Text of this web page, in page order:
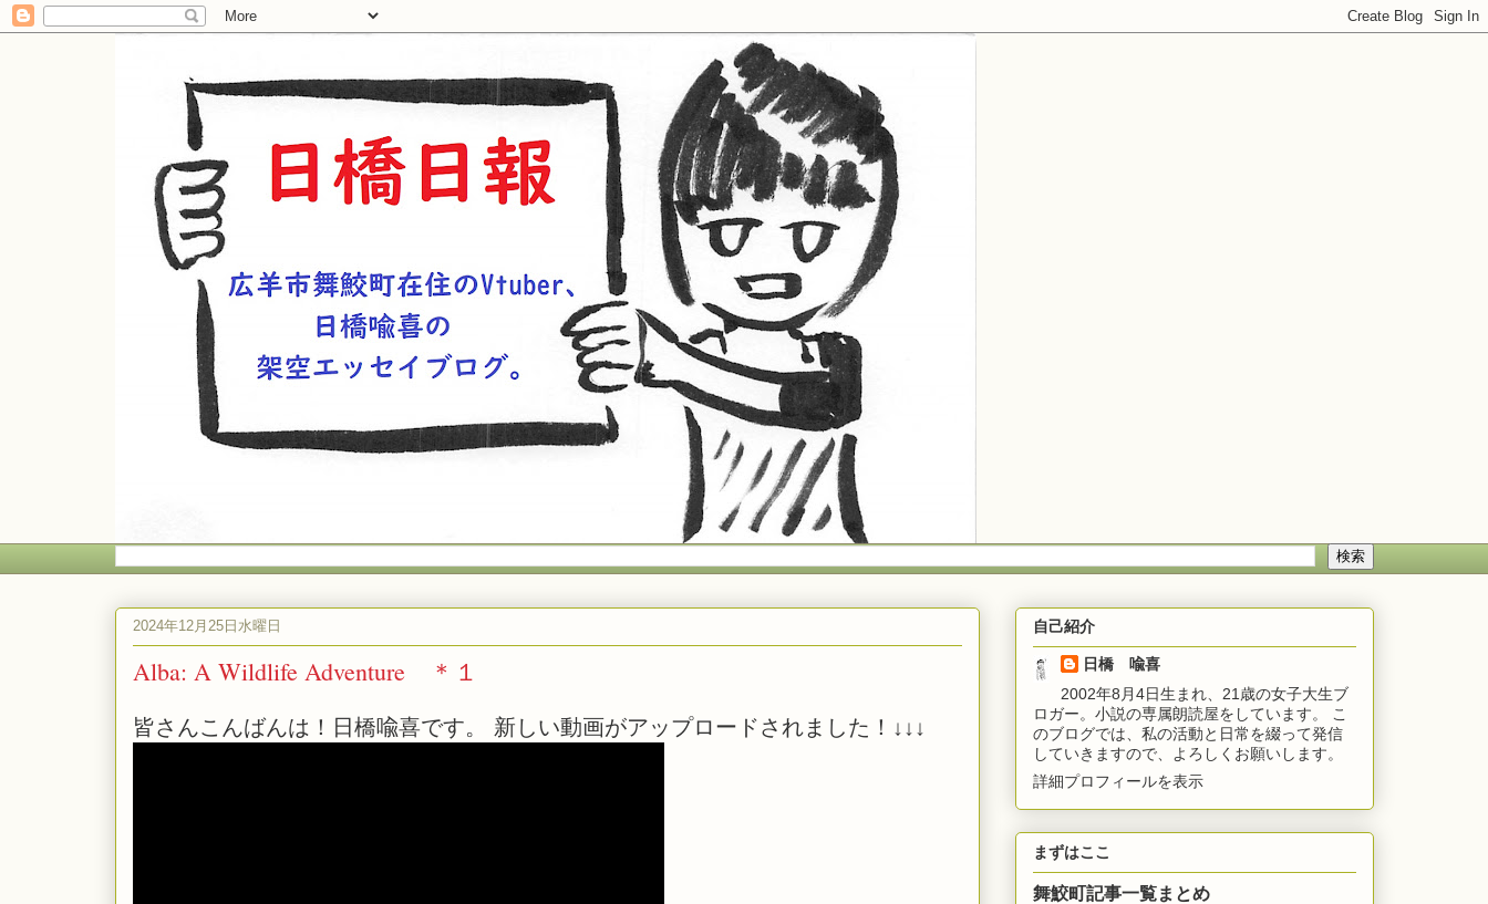
2024年12月25日水曜日
Alba: A Wildlife Adventure ＊１
皆さんこんばんは！日橋喩喜です。 新しい動画がアップロードされました！↓↓↓
自己紹介
日橋 喩喜
2002年8月4日生まれ、21歳の女子大生ブ
ロガー。小説の専属朗読屋をしています。 こ
のブログでは、私の活動と日常を綴って発信
していきますので、よろしくお願いします。
詳細プロフィールを表示
まずはここ
舞鮫町記事一覧まとめ